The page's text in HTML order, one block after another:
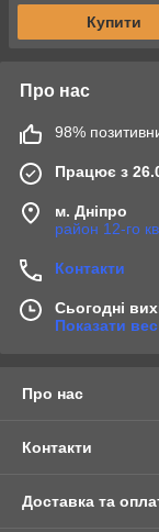
Купити
Про нас
98%
Працює з
м. Дніпро
район 12-го
Контакти
Сьогодні
Показати
Про нас
Контакти
Доставка та